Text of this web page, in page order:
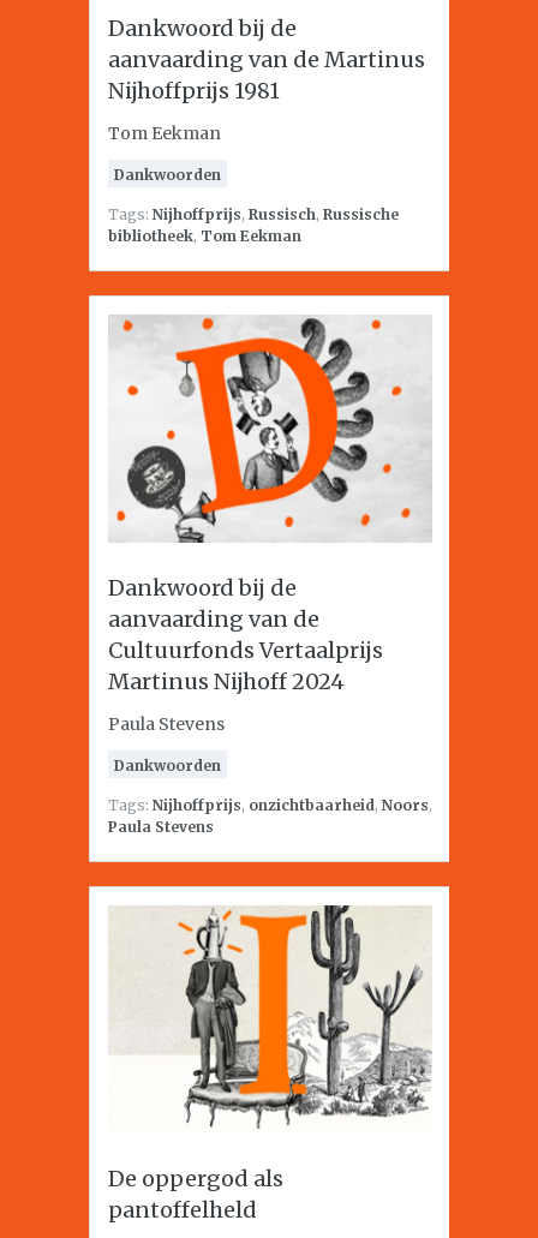
Dankwoord bij de
aanvaarding van de Martinus
Nijhoffprijs 1981
Tom Eekman
Dankwoorden
Tags: Nijhoffprijs, Russisch, Russische
bibliotheek, Tom Eekman
Dankwoord bij de
aanvaarding van de
Cultuurfonds Vertaalprijs
Martinus Nijhoff 2024
Paula Stevens
Dankwoorden
Tags: Nijhoffprijs, onzichtbaarheid, Noors,
Paula Stevens
De oppergod als
pantoffelheld